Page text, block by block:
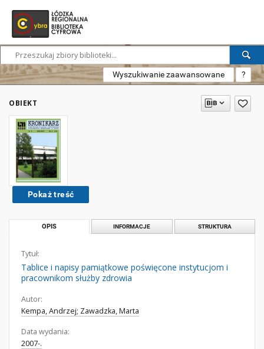
Wyszukiwanie zaawansowane ?
OBIEKT
Pokaż treść
OPIS INFORMACJE STRUKTURA
Tytuł:
Tablice i napisy pamiątkowe poświęcone instytucjom i
pracownikom służby zdrowia
Autor:
Kempa, Andrzej; Zawadzka, Marta
Data wydania:
2007-.